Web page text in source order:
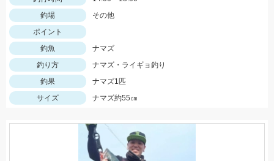
釣場
その他
ポイント
釣魚
ナマズ
釣り方
ナマズ・ライギョ釣り
釣果
ナマズ1匹
サイズ
ナマズ約55㎝